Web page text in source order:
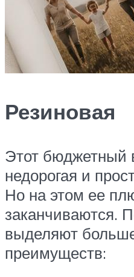
Резиновая
Этот бюджетный
недорогая и
Но на этом ее
заканчиваются.
выделяют
преимуществ: